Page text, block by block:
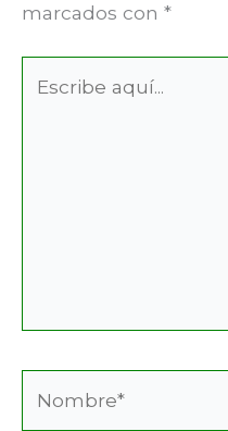
marcados con *
aquí...